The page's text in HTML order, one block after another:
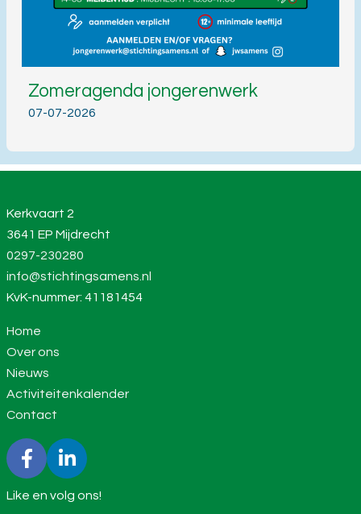
Zomeragenda jongerenwerk
07-07-2026
Kerkvaart 2
3641 EP Mijdrecht
0297-230280
info@stichtingsamens.nl
KvK-nummer: 41181454
Home
Over ons
Nieuws
Activiteitenkalender
Contact
Like en volg ons!